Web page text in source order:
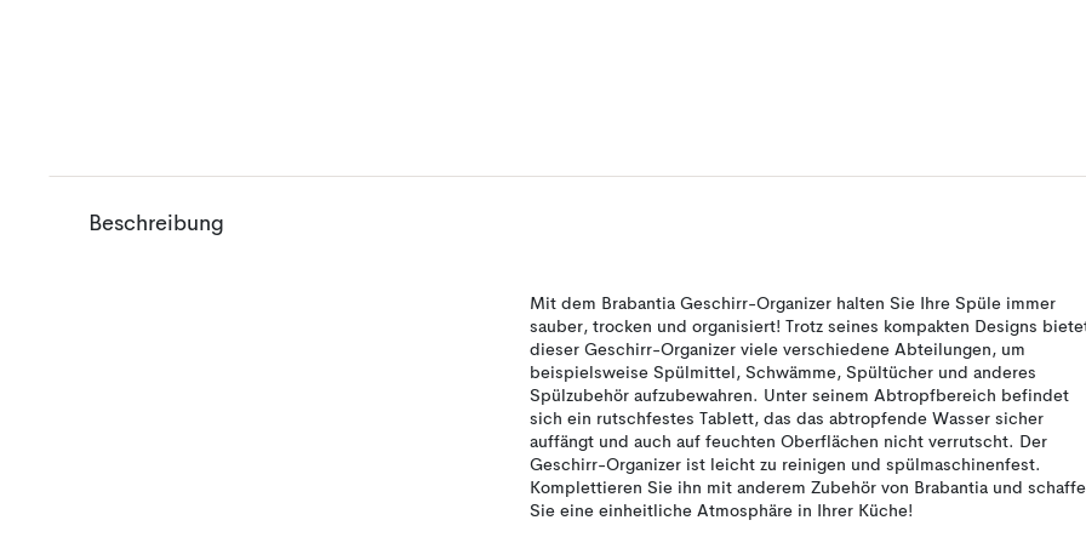
Beschreibung
Mit dem Brabantia Geschirr-Organizer halten Sie Ihre Spüle immer
sauber, trocken und organisiert! Trotz seines kompakten Designs
dieser Geschirr-Organizer viele verschiedene Abteilungen, um
beispielsweise Spülmittel, Schwämme, Spültücher und anderes
Spülzubehör aufzubewahren. Unter seinem Abtropfbereich befindet
sich ein rutschfestes Tablett, das das abtropfende Wasser sicher
auffängt und auch auf feuchten Oberflächen nicht verrutscht. Der
Geschirr-Organizer ist leicht zu reinigen und spülmaschinenfest.
Komplettieren Sie ihn mit anderem Zubehör von Brabantia und
Sie eine einheitliche Atmosphäre in Ihrer Küche!